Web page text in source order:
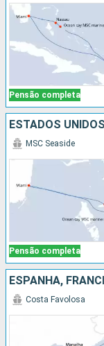
Pensão completa
ESTADOS
Pensão completa
MSC Seaside
ESPANHA,
Costa Favolosa